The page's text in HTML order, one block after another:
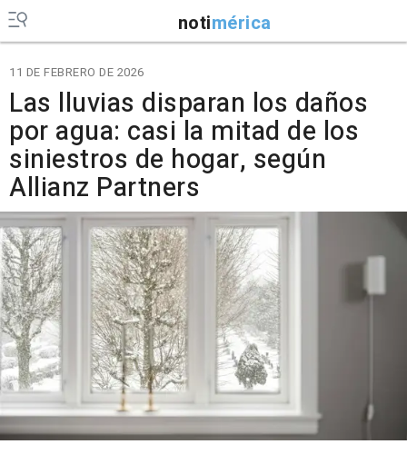
notimérica
11 DE FEBRERO DE 2026
Las lluvias disparan los daños
por agua: casi la mitad de los
siniestros de hogar, según
Allianz Partners